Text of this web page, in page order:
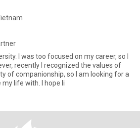
I was too focused on my career, so I
recently I recognized the values of
of companionship, so I am looking for a
life with. I hope li